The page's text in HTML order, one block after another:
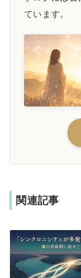
ています。
関連記事